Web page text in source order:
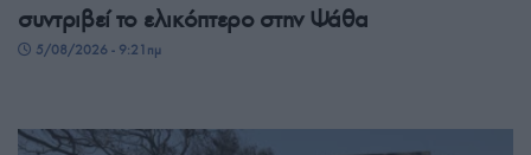
συντριβεί το ελικόπτερο στην Ψάθα
5/08/2026 - 9:21πμ